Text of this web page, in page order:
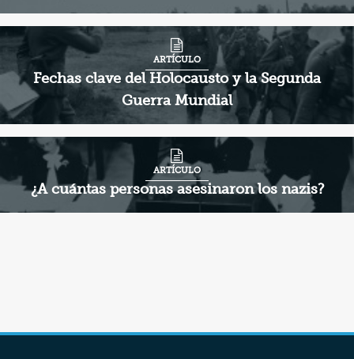
Fechas clave del Holocausto y la Segunda
Guerra Mundial
ARTÍCULO
¿A cuántas personas asesinaron los nazis?
ARTÍCULO